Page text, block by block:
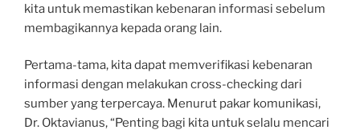
kita untuk memastikan kebenaran informasi sebelum
membagikannya kepada orang lain.
Pertama-tama, kita dapat memverifikasi kebenaran
informasi dengan melakukan cross-checking dari
sumber yang terpercaya. Menurut pakar komunikasi,
Dr. Oktavianus, “Penting bagi kita untuk selalu mencari